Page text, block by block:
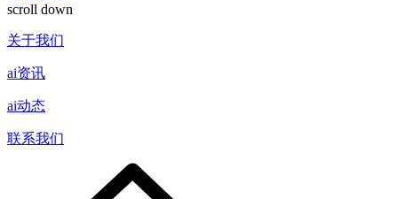
scroll down
关于我们
ai资讯
ai动态
联系我们